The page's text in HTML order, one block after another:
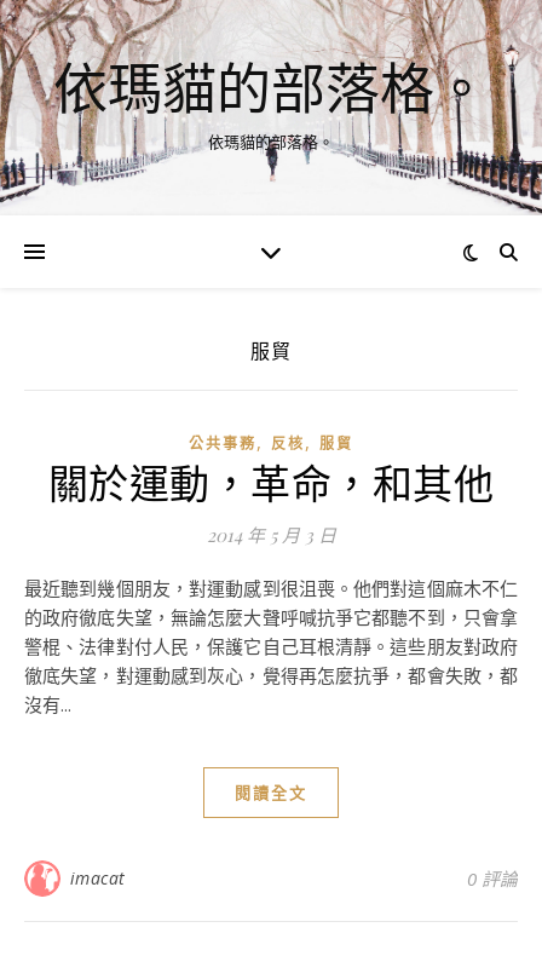
依瑪貓的部落格。
依瑪貓的部落格。
服貿
公共事務, 反核, 服貿
關於運動，革命，和其他
2014 年 5 月 3 日
最近聽到幾個朋友，對運動感到很沮喪。他們對這個麻木不仁
的政府徹底失望，無論怎麼大聲呼喊抗爭它都聽不到，只會拿
警棍、法律對付人民，保護它自己耳根清靜。這些朋友對政府
徹底失望，對運動感到灰心，覺得再怎麼抗爭，都會失敗，都
沒有...
閱讀全文
imacat 0 評論